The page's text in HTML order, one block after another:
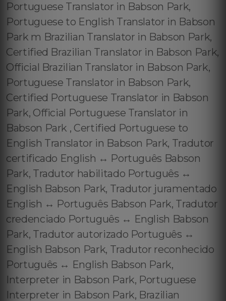
Portuguese Translator in Babson Park,
Portuguese to English Translator in Babson
Park m Brazilian Translator in Babson Park,
Certified Brazilian Translator in Babson Park,
Official Brazilian Translator in Babson Park,
Portuguese Translator in Babson Park,
Certified Portuguese Translator in Babson
Park, Official Portuguese Translator in
Babson Park , Certified Portuguese to
English Translator in Babson Park, Tradutor
certificado English ↔️ Português Babson
Park, Tradutor habilitado Português ↔️
English Babson Park, Tradutor juramentado
English ↔️ Português Babson Park, Tradutor
credenciado Português ↔️ English Babson
Park, Tradutor autorizado Português ↔️
English Babson Park, Tradutor reconhecido
Português ↔️ English Babson Park,
Interpreter in Babson Park, Portuguese
Interpreter in Babson Park, Brazilian